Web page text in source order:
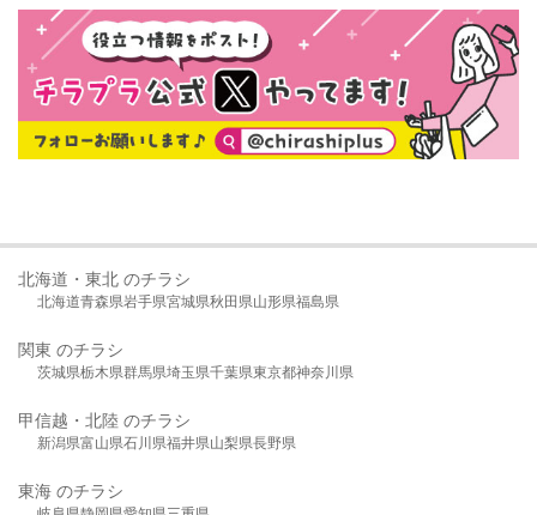
北海道・東北 のチラシ
北海道青森県岩手県宮城県秋田県山形県福島県
関東 のチラシ
茨城県栃木県群馬県埼玉県千葉県東京都神奈川県
甲信越・北陸 のチラシ
新潟県富山県石川県福井県山梨県長野県
東海 のチラシ